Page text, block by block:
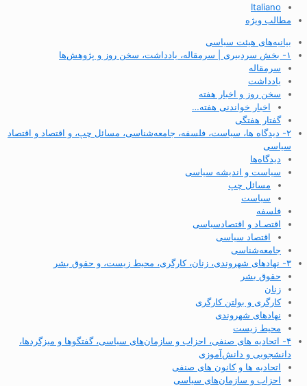
Italiano
مطالب ویژه
بیانیه‌های هیئت سیاسی
۱- بخش سردبیری | سرمقاله، یادداشت، سخن روز و پژوهش‌ها
سرمقاله
یادداشت
سخن روز و اخبار هفته
اخبار خواندنی هفته…
گفتار هفتگی
۲- دیدگاه ها، سیاست، فلسفه، جامعه‌شناسی، مسائل چپ، و اقتصاد و اقتصاد
سیاسی
دیدگاه‌ها
سیاست و اندیشه سیاسی
مسائل چپ
سیاست
فلسفه
اقتصـاد و اقتصاد‌سیاسی
اقتصاد سیاسی
جامعه‌شناسی
۳- نهادهای شهروندی، زنان، کارگری، محیط زیست، و حقوق بشر
حقوق بشر
زنان
کارگری و بولتن کارگری
نهادهای شهروندی
محیط زیست
۴- اتحادیه های صنفی، احزاب و سازمان‌های سیاسی، گفتگوها و میزگردها،
دانشجویی و دانش‌آموزی
اتحادیه ها و کانون های صنفی
احزاب و سازمان‌های سیاسی